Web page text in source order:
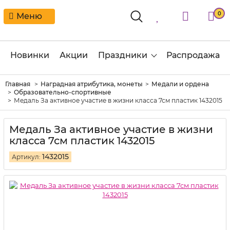
Меню 0
Новинки Акции Праздники Распродажа
Главная Наградная атрибутика, монеты
Медали и ордена
Образовательно-спортивные
Медаль За активное участие в жизни класса 7см пластик 1432015
Медаль За активное участие в жизни
класса 7см пластик 1432015
Артикул: 1432015